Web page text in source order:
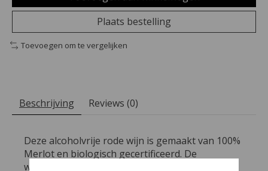
Plaats bestelling
Toevoegen om te vergelijken
Beschrijving Reviews (0)
Deze alcoholvrije rode wijn is gemaakt van 100%
Merlot en biologisch gecertificeerd. De
wijngaarden liggen in een continentaal